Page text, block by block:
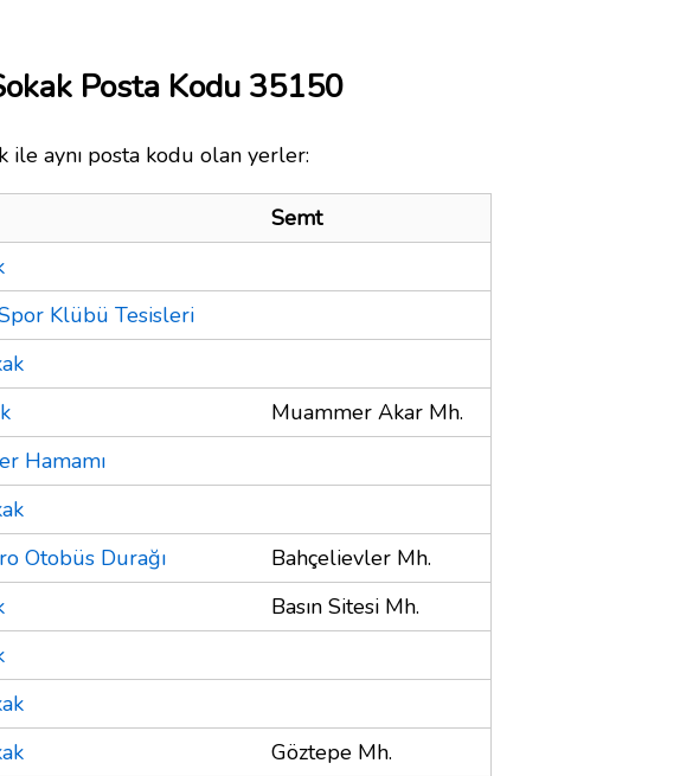
Posta Kodu 35150
ile aynı posta kodu olan yerler:
Semt
Klübü Tesisleri
Muammer Akar Mh.
Hamamı
Otobüs Durağı
Bahçelievler Mh.
Basın Sitesi Mh.
Göztepe Mh.